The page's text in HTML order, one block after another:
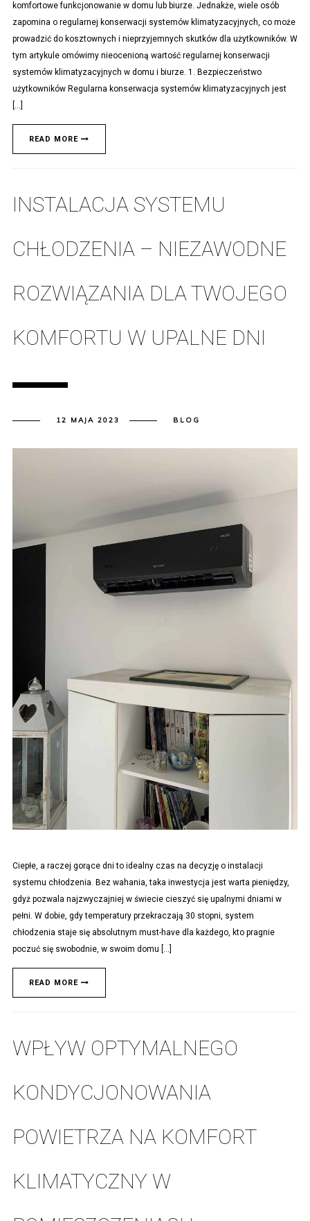
komfortowe funkcjonowanie w domu lub biurze. Jednakże, wiele osób
zapomina o regularnej konserwacji systemów klimatyzacyjnych, co może
prowadzić do kosztownych i nieprzyjemnych skutków dla użytkowników. W
tym artykule omówimy nieocenioną wartość regularnej konserwacji
systemów klimatyzacyjnych w domu i biurze. 1. Bezpieczeństwo
użytkowników Regularna konserwacja systemów klimatyzacyjnych jest
[…]
READ MORE
INSTALACJA SYSTEMU
CHŁODZENIA – NIEZAWODNE
ROZWIĄZANIA DLA TWOJEGO
KOMFORTU W UPALNE DNI
12 MAJA 2023 BLOG
Ciepłe, a raczej gorące dni to idealny czas na decyzję o instalacji
systemu chłodzenia. Bez wahania, taka inwestycja jest warta pieniędzy,
gdyż pozwala najzwyczajniej w świecie cieszyć się upalnymi dniami w
pełni. W dobie, gdy temperatury przekraczają 30 stopni, system
chłodzenia staje się absolutnym must-have dla każdego, kto pragnie
poczuć się swobodnie, w swoim domu […]
READ MORE
WPŁYW OPTYMALNEGO
KONDYCJONOWANIA
POWIETRZA NA KOMFORT
KLIMATYCZNY W